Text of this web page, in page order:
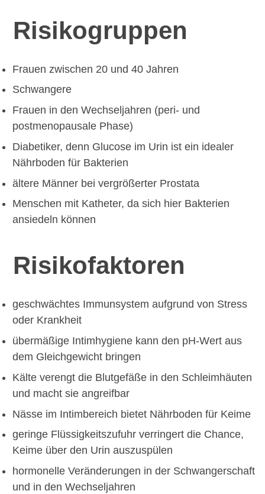
Risikogruppen
Frauen zwischen 20 und 40 Jahren
Schwangere
Frauen in den Wechseljahren (peri- und
postmenopausale Phase)
Diabetiker, denn Glucose im Urin ist ein idealer
Nährboden für Bakterien
ältere Männer bei vergrößerter Prostata
Menschen mit Katheter, da sich hier Bakterien
ansiedeln können
Risikofaktoren
geschwächtes Immunsystem aufgrund von Stress
oder Krankheit
übermäßige Intimhygiene kann den pH-Wert aus
dem Gleichgewicht bringen
Kälte verengt die Blutgefäße in den Schleimhäuten
und macht sie angreifbar
Nässe im Intimbereich bietet Nährboden für Keime
geringe Flüssigkeitszufuhr verringert die Chance,
Keime über den Urin auszuspülen
hormonelle Veränderungen in der Schwangerschaft
und in den Wechseljahren